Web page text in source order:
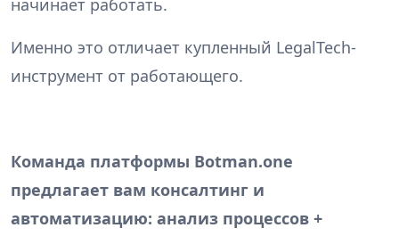
начинает работать.
Именно это отличает купленный LegalTech-
инструмент от работающего.
Команда платформы Botman.one
предлагает вам консалтинг и
автоматизацию: анализ процессов +